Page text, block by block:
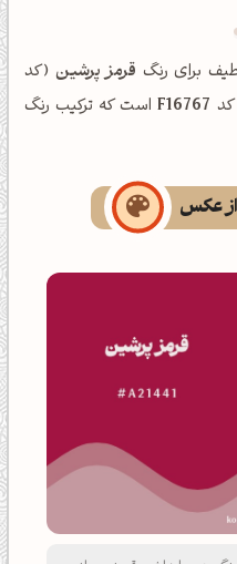
برای رنگ قرمز پرشین (کد
کد F16767است که ترکیب رنگ
از عکس